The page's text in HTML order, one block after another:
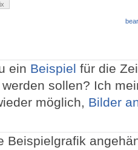
ein Beispiel für die
sollen? Ich
möglich, Bilder
Beispielgrafik